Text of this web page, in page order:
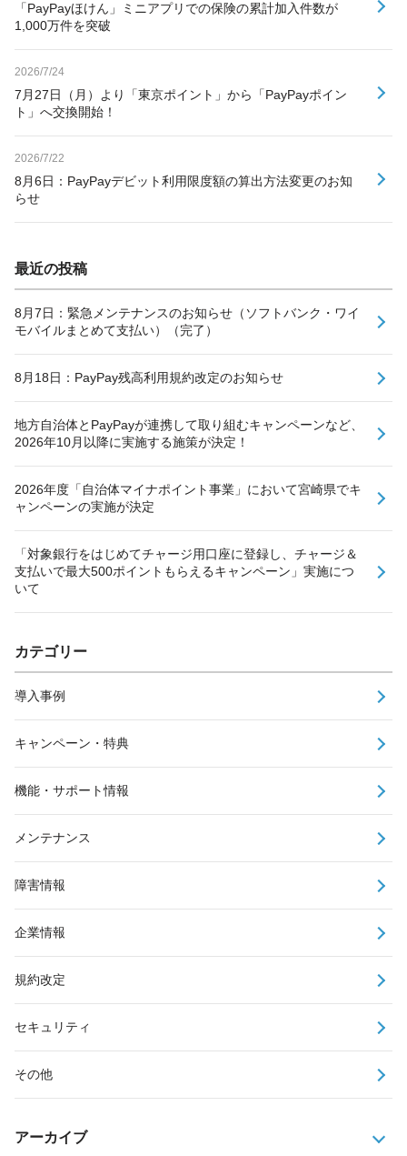
「PayPayほけん」ミニアプリでの保険の累計加入件数が
1,000万件を突破
2026/7/24
7月27日（月）より「東京ポイント」から「PayPayポイン
ト」へ交換開始！
2026/7/22
8月6日：PayPayデビット利用限度額の算出方法変更のお知
らせ
最近の投稿
8月7日：緊急メンテナンスのお知らせ（ソフトバンク・ワイ
モバイルまとめて支払い）（完了）
8月18日：PayPay残高利用規約改定のお知らせ
地方自治体とPayPayが連携して取り組むキャンペーンなど、
2026年10月以降に実施する施策が決定！
2026年度「自治体マイナポイント事業」において宮崎県でキ
ャンペーンの実施が決定
「対象銀行をはじめてチャージ用口座に登録し、チャージ＆
支払いで最大500ポイントもらえるキャンペーン」実施につ
いて
カテゴリー
導入事例
キャンペーン・特典
機能・サポート情報
メンテナンス
障害情報
企業情報
規約改定
セキュリティ
その他
アーカイブ